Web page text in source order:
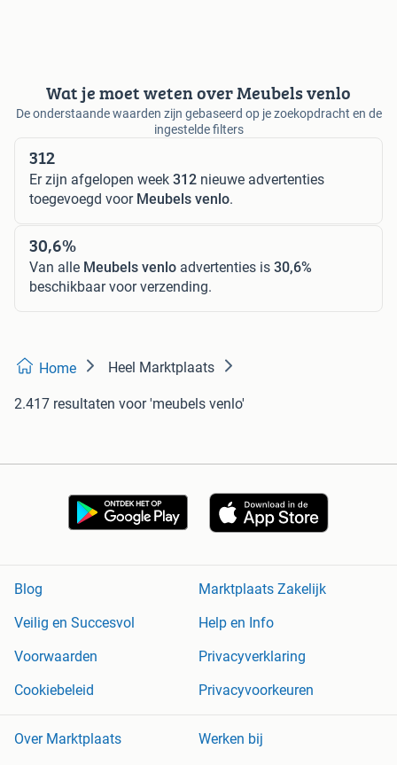
Wat je moet weten over Meubels venlo
De onderstaande waarden zijn gebaseerd op je zoekopdracht en de
ingestelde filters
312
Er zijn afgelopen week 312 nieuwe advertenties
toegevoegd voor Meubels venlo.
30,6%
Van alle Meubels venlo advertenties is 30,6%
beschikbaar voor verzending.
Home Heel Marktplaats
2.417 resultaten voor 'meubels venlo'
Blog
Marktplaats Zakelijk
Veilig en Succesvol
Help en Info
Voorwaarden
Privacyverklaring
Cookiebeleid
Privacyvoorkeuren
Over Marktplaats
Werken bij